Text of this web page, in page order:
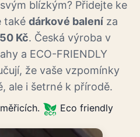
svým blízkým? Přidejte ke
také dárkové balení za
50 Kč. Česká výroba v
a ECO-FRIENDLY
že vaše vzpomínky
ale i šetrné k přírodě.
Eco friendly